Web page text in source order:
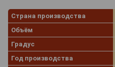
Страна производства
Объём
Градус
Год производства